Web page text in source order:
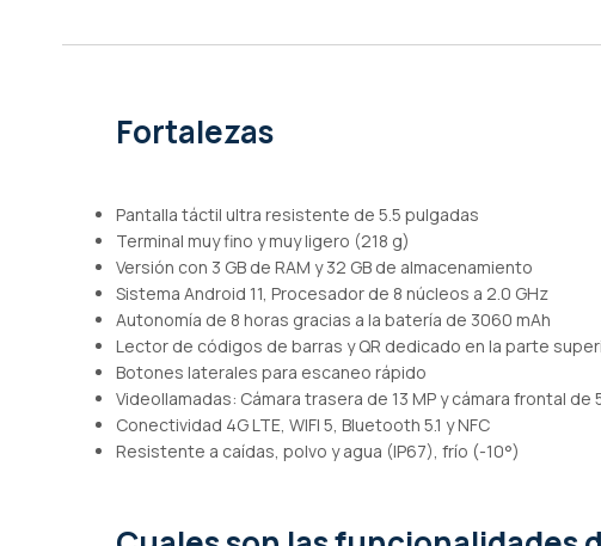
Fortalezas
Pantalla táctil ultra resistente de 5.5 pulgadas
Terminal muy fino y muy ligero (218 g)
Versión con 3 GB de RAM y 32 GB de almacenamiento
Sistema Android 11, Procesador de 8 núcleos a 2.0 GHz
Autonomía de 8 horas gracias a la batería de 3060 mAh
Lector de códigos de barras y QR dedicado en la parte
Botones laterales para escaneo rápido
Videollamadas: Cámara trasera de 13 MP y cámara frontal de
Conectividad 4G LTE, WIFI 5, Bluetooth 5.1 y NFC
Resistente a caídas, polvo y agua (IP67), frío (-10°)